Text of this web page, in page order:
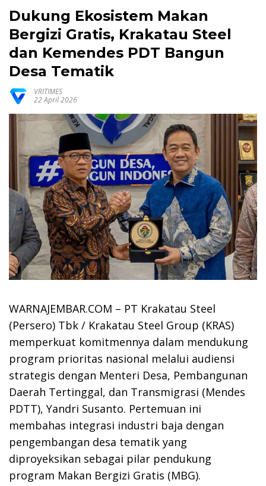
Dukung Ekosistem Makan
Bergizi Gratis, Krakatau Steel
dan Kemendes PDT Bangun
Desa Tematik
VRITIMES
22 April 2026
WARNAJEMBAR.COM – PT Krakatau Steel
(Persero) Tbk / Krakatau Steel Group (KRAS)
memperkuat komitmennya dalam mendukung
program prioritas nasional melalui audiensi
strategis dengan Menteri Desa, Pembangunan
Daerah Tertinggal, dan Transmigrasi (Mendes
PDTT), Yandri Susanto. Pertemuan ini
membahas integrasi industri baja dengan
pengembangan desa tematik yang
diproyeksikan sebagai pilar pendukung
program Makan Bergizi Gratis (MBG).